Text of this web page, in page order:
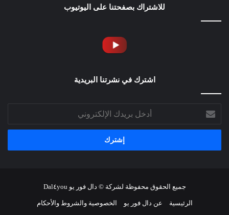
للاشتراك بصفحتنا على اليوتيوب
اشترك في نشرتنا البريدية
أدخل
بريدك
الإلكتروني
جميع الحقوق محفوظة لشركة © دال فور يو Dal٤you
الرئيسية عن دال فور يو الخصوصية والشروط والأحكام